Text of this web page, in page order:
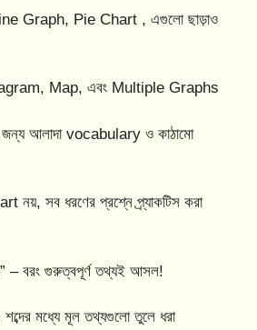
Graph, Pie Chart , এগুলো ছাড়াও
Map, এবং Multiple Graphs
জন্য আলাদা vocabulary ও কাঠামো
নয়, সব ধরণের প্রশ্নে প্র্যাকটিস করা
– বরং গুরুত্বপূর্ণ তথ্যই আসল!
মধ্যে মূল তথ্যগুলো তুলে ধরা